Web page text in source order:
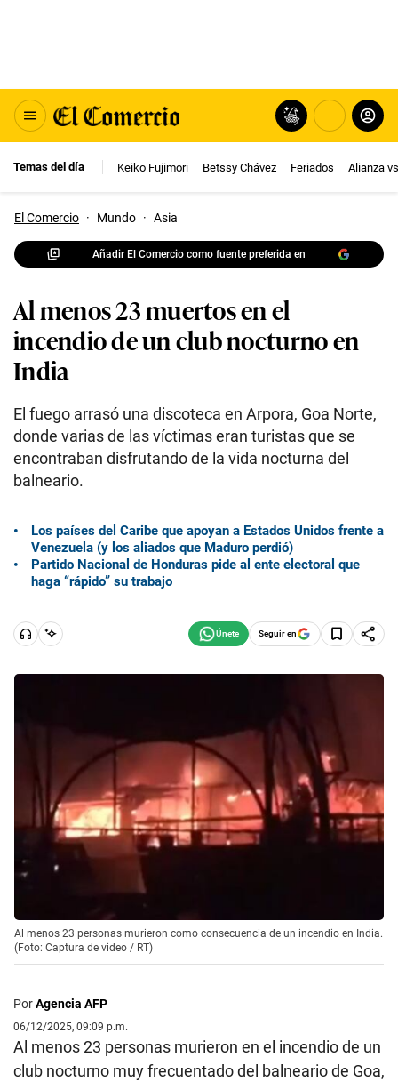
Temas del día Keiko Fujimori Betssy Chávez Feriados Alianza
El Comercio · Mundo · Asia
Añadir El Comercio como fuente preferida en
Al menos 23 muertos en el
incendio de un club nocturno en
India
El fuego arrasó una discoteca en Arpora, Goa Norte,
donde varias de las víctimas eran turistas que se
encontraban disfrutando de la vida nocturna del
balneario.
Los países del Caribe que apoyan a Estados Unidos frente a
Venezuela (y los aliados que Maduro perdió)
Partido Nacional de Honduras pide al ente electoral que
haga “rápido” su trabajo
Seguir en
Al menos 23 personas murieron como consecuencia de un incendio en India.
(Foto: Captura de video / RT)
PorAgencia AFP
06/12/2025, 09:09 p.m.
Al menos 23 personas murieron en el incendio de un
club nocturno muy frecuentado del balneario de Goa,